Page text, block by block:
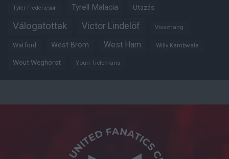
Tyler Fredericson Tyrell Malacia Utazás
Válogatottak Victor Lindelöf Visszhang
Watford West Brom West Ham Willy Kambwala
Wout Weghorst Youri Tielemans